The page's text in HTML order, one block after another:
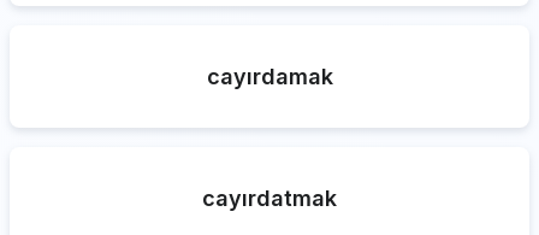
cayırdamak
cayırdatmak